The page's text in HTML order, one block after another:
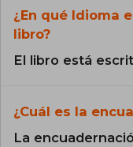
¿En qué Idioma
libro?
El libro está
¿Cuál es la
La